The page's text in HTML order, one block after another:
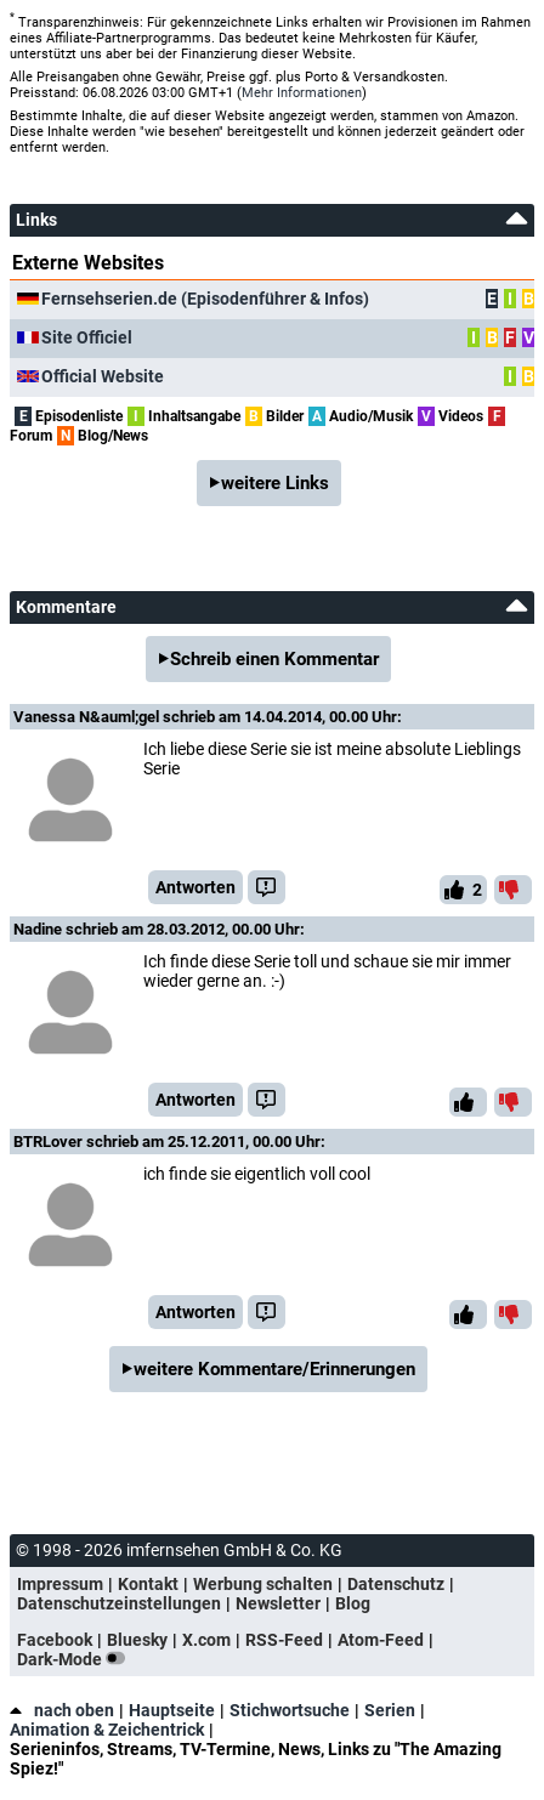
* Transparenzhinweis: Für gekennzeichnete Links erhalten wir Provisionen im Rahmen
eines Affiliate-Partnerprogramms. Das bedeutet keine Mehrkosten für Käufer,
unterstützt uns aber bei der Finanzierung dieser Website.
Alle Preisangaben ohne Gewähr, Preise ggf. plus Porto & Versandkosten.
Preisstand: 06.08.2026 03:00 GMT+1 (Mehr Informationen)
Bestimmte Inhalte, die auf dieser Website angezeigt werden, stammen von Amazon.
Diese Inhalte werden "wie besehen" bereitgestellt und können jederzeit geändert oder
entfernt werden.
Links
Externe Websites
Fernsehserien.de (Episodenführer & Infos) E I
B
Site Officiel
I B F V
Official Website
I B
E Episodenliste I Inhaltsangabe B Bilder A Audio/Musik V Videos F
Forum N Blog/News
weitere Links
Kommentare
Schreib einen Kommentar
Vanessa N&auml;gel schrieb am 14.04.2014, 00.00 Uhr:
Ich liebe diese Serie sie ist meine absolute Lieblings
Serie
Antworten 2
Nadine schrieb am 28.03.2012, 00.00 Uhr:
Ich finde diese Serie toll und schaue sie mir immer
wieder gerne an. :-)
Antworten
BTRLover schrieb am 25.12.2011, 00.00 Uhr:
ich finde sie eigentlich voll cool
Antworten
weitere Kommentare/Erinnerungen
© 1998 - 2026 imfernsehen GmbH & Co. KG
Impressum
Kontakt Werbung schalten
Datenschutz
Datenschutzeinstellungen
Newsletter
Blog
Facebook
Bluesky X.com RSS-Feed
Atom-Feed
Dark-Mode
nach oben Hauptseite Stichwortsuche
Serien
Animation & Zeichentrick
Serieninfos, Streams, TV-Termine, News, Links zu "The Amazing
Spiez!"